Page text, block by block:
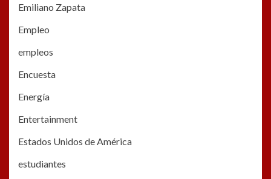
Emiliano Zapata
Empleo
empleos
Encuesta
Energía
Entertainment
Estados Unidos de América
estudiantes